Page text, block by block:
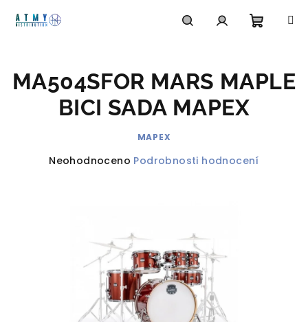
košík
MA504SFOR MARS MAPLE
BICI SADA MAPEX
MAPEX
Průměrné
hvězdiček.
Neohodnoceno Podrobnosti hodnocení